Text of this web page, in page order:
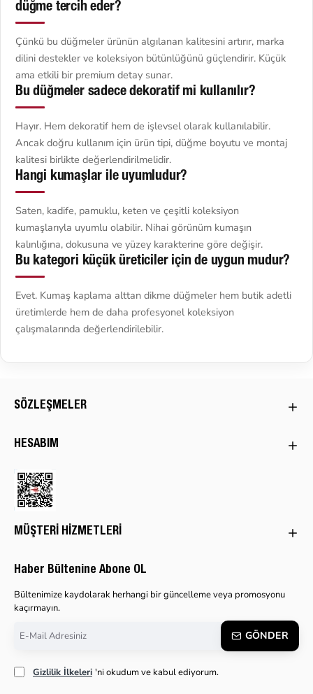
düğme tercih eder?
Çünkü bu düğmeler ürünün algılanan kalitesini artırır, marka
dilini destekler ve koleksiyon bütünlüğünü güçlendirir. Küçük
ama etkili bir premium detay sunar.
Bu düğmeler sadece dekoratif mi kullanılır?
Hayır. Hem dekoratif hem de işlevsel olarak kullanılabilir.
Ancak doğru kullanım için ürün tipi, düğme boyutu ve montaj
kalitesi birlikte değerlendirilmelidir.
Hangi kumaşlar ile uyumludur?
Saten, kadife, pamuklu, keten ve çeşitli koleksiyon
kumaşlarıyla uyumlu olabilir. Nihai görünüm kumaşın
kalınlığına, dokusuna ve yüzey karakterine göre değişir.
Bu kategori küçük üreticiler için de uygun mudur?
Evet. Kumaş kaplama alttan dikme düğmeler hem butik adetli
üretimlerde hem de daha profesyonel koleksiyon
çalışmalarında değerlendirilebilir.
SÖZLEŞMELER
HESABIM
MÜŞTERI HIZMETLERI
Haber Bültenine Abone OL
Bültenimize kaydolarak herhangi bir güncelleme veya promosyonu
kaçırmayın.
E-
GÖNDER
Gizlilik İlkeleri 'ni okudum ve kabul ediyorum.